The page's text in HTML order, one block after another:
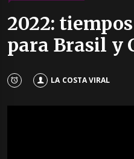
2022:
para Brasil y
LA COSTA VIRAL